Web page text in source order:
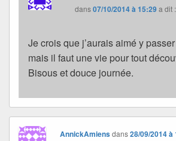
dans07/10/2014 à 15:29a dit :
Je crois que j’aurais aimé y
mais il faut une vie pour tout
Bisous et douce journée.
AnnickAmiensdans28/09/2014 à